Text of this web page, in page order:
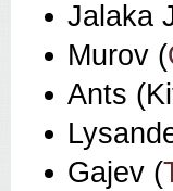
Jalaka
Murov (
Ants
Gajev (